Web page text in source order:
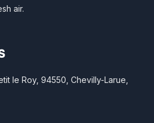
air.
le Roy, 94550, Chevilly-Larue,